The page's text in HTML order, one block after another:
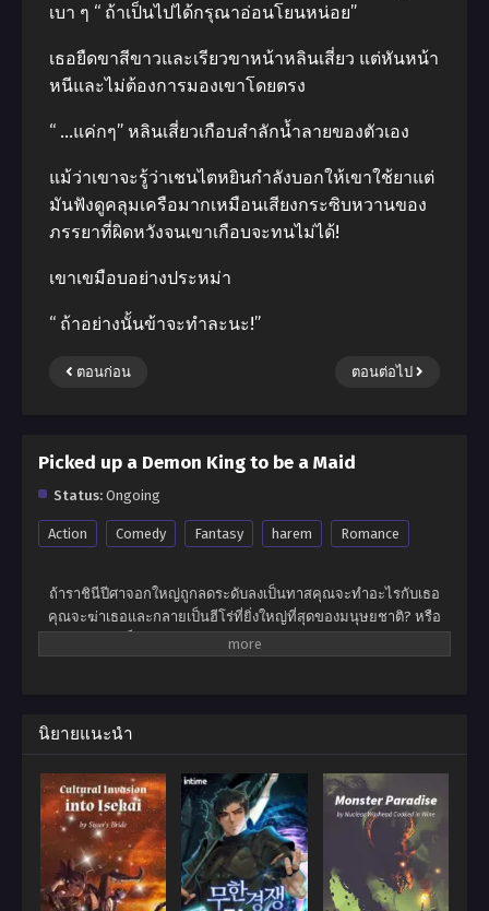
เบา ๆ “ ถ้าเป็นไปได้กรุณาอ่อนโยนหน่อย”
เธอยืดขาสีขาวและเรียวขาหน้าหลินเสี่ยว แต่หันหน้า
หนีและไม่ต้องการมองเขาโดยตรง
“ …แค่กๆ” หลินเสี่ยวเกือบสำลักน้ำลายของตัวเอง
แม้ว่าเขาจะรู้ว่าเชนไตหยินกำลังบอกให้เขาใช้ยาแต่
มันฟังดูคลุมเครือมากเหมือนเสียงกระซิบหวานของ
ภรรยาที่ผิดหวังจนเขาเกือบจะทนไม่ได้!
เขาเขมือบอย่างประหม่า
“ ถ้าอย่างนั้นข้าจะทำละนะ!”
ตอนก่อน ตอนต่อไป
Picked up a Demon King to be a Maid
Status: Ongoing
Action Comedy Fantasy harem Romance
ถ้าราชินีปีศาจอกใหญ่ถูกลดระดับลงเป็นทาสคุณจะทำอะไรกับเธอ
คุณจะฆ่าเธอและกลายเป็นฮีโร่ที่ยิ่งใหญ่ที่สุดของมนุษยชาติ? หรือ
คุณจะให้เธอเป็นทาสและเพลิดเพลินไปกับความสุขในระดับสูงสุดใน
ได้! นั่นเป็นเหตุผลที่คำตอบของเขาคือ -“ ราชินีปีศาจคุณสามารถสวม
เสื้อผ้าและรีบออกไปจากที่นี้ได้ไหม?”
นิยายแนะนำ